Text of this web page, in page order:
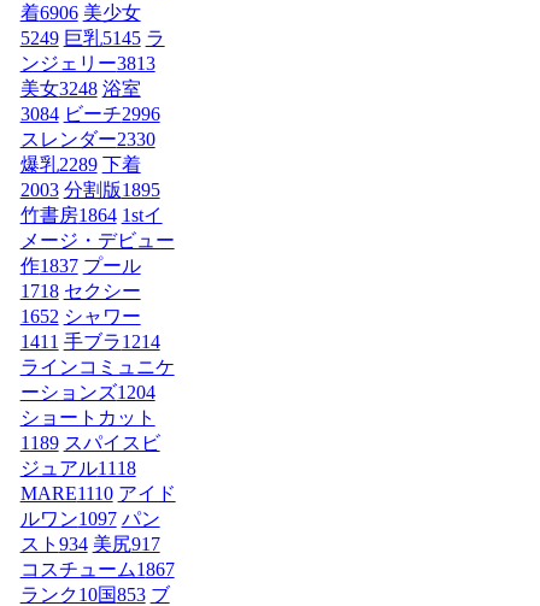
着6906 美少女
5249 巨乳5145 ラ
ンジェリー3813
美女3248 浴室
3084 ビーチ2996
スレンダー2330
爆乳2289 下着
2003 分割版1895
竹書房1864 1stイ
メージ・デビュー
作1837 プール
1718 セクシー
1652 シャワー
1411 手ブラ1214
ラインコミュニケ
ーションズ1204
ショートカット
1189 スパイスビ
ジュアル1118
MARE1110 アイド
ルワン1097 パン
スト 934 美尻917
コスチューム1867
ランク10国853 ブ